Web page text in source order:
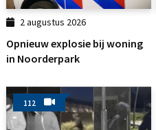
2 augustus 2026
Opnieuw explosie bij woning
in Noorderpark
112